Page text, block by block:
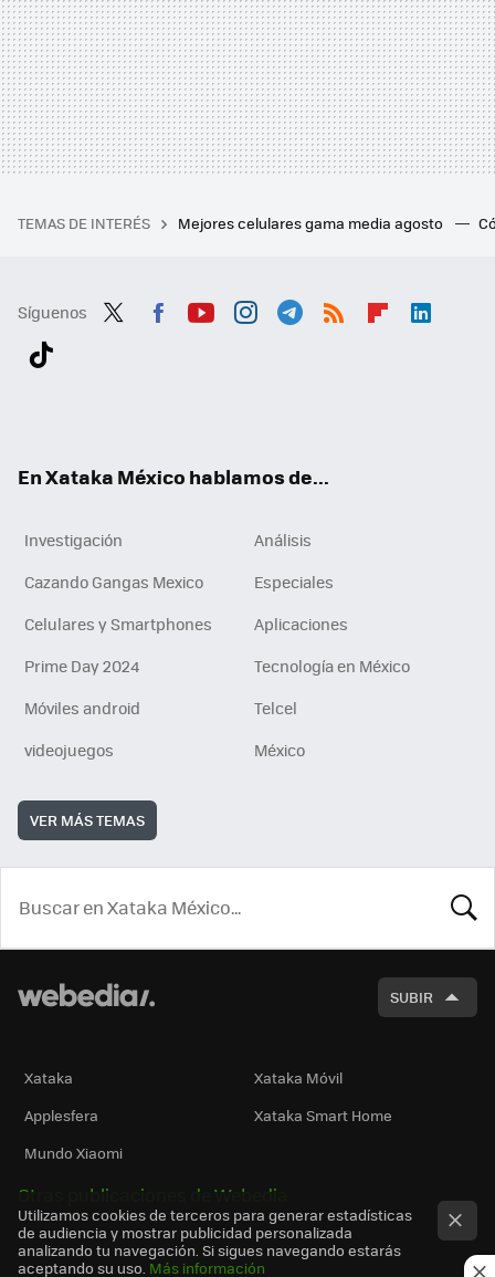
TEMAS DE INTERÉS Mejores celulares gama media agosto
Síguenos
En Xataka México hablamos de...
Investigación
Análisis
Cazando Gangas Mexico
Especiales
Celulares y Smartphones
Aplicaciones
Prime Day 2024
Tecnología en México
Móviles android
Telcel
videojuegos
México
VER MÁS TEMAS
SUBIR
Xataka
Xataka Móvil
Applesfera
Xataka Smart Home
Mundo Xiaomi
Otras publicaciones de Webedia
Utilizamos cookies de terceros para generar estadísticas
de audiencia y mostrar publicidad personalizada
analizando tu navegación. Si sigues navegando estarás
aceptando su uso. Más información